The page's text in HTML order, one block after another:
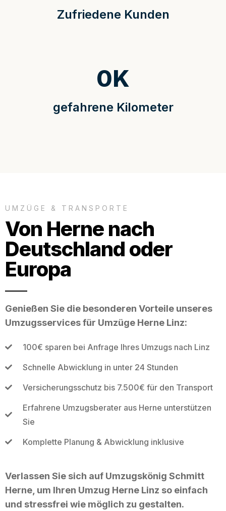
Zufriedene Kunden
gefahrene Kilometer
0K
UMZÜGE & TRANSPORTE
Von Herne nach
Deutschland oder
Europa
Genießen Sie die besonderen Vorteile unseres
Umzugsservices für Umzüge Herne Linz:
100€ sparen bei Anfrage Ihres Umzugs nach Linz
Schnelle Abwicklung in unter 24 Stunden
Versicherungsschutz bis 7.500€ für den Transport
Erfahrene Umzugsberater aus Herne unterstützen
Sie
Komplette Planung & Abwicklung inklusive
Verlassen Sie sich auf Umzugskönig Schmitt
Herne, um Ihren Umzug Herne Linz so einfach
und stressfrei wie möglich zu gestalten.